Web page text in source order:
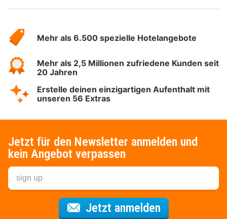
Hotelspecials
Mehr als 6.500 spezielle Hotelangebote
Mehr als 2,5 Millionen zufriedene Kunden seit
20 Jahren
Erstelle deinen einzigartigen Aufenthalt mit
unseren 56 Extras
Jetzt für den Newsletter anmelden und
kein Angebot verpassen
Jetzt anmeldenFür den